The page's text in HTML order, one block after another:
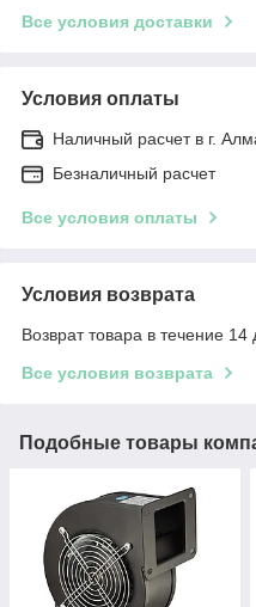
Все условия доставки
Условия оплаты
Наличный расчет в г.
Безналичный расчет
Все условия оплаты
Условия возврата
Возврат товара в течение
Все условия возврата
Подобные товары